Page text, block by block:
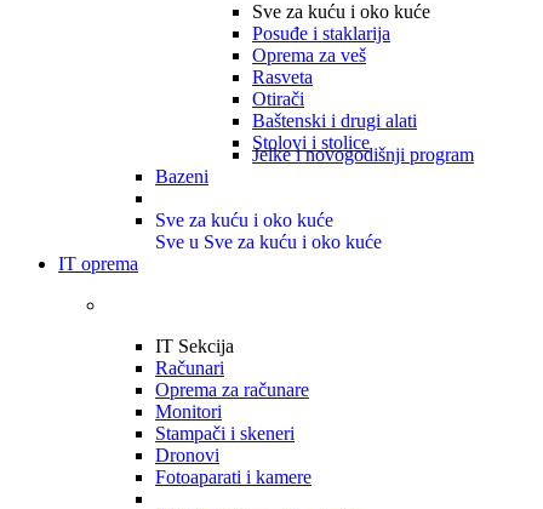
Sve za kuću i oko kuće
Posuđe i staklarija
Oprema za veš
Rasveta
Otirači
Baštenski i drugi alati
Stolovi i stolice
Jelke i novogodišnji program
Bazeni
Sve za kuću i oko kuće
Sve u Sve za kuću i oko kuće
IT oprema
IT Sekcija
Računari
Oprema za računare
Monitori
Stampači i skeneri
Dronovi
Fotoaparati i kamere